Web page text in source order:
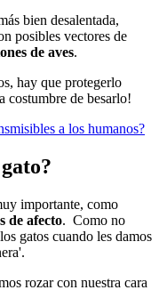
bien desalentada,
posibles vectores de
de aves.
hay que protegerlo
costumbre de besarlo!
a los humanos?
importante, como
de afecto. Como no
gatos cuando les damos
rozar con nuestra cara